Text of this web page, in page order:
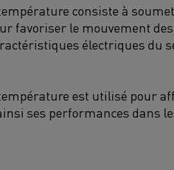
consiste à
favoriser le mouvement
électriques du
est utilisé pour
ses performances dans